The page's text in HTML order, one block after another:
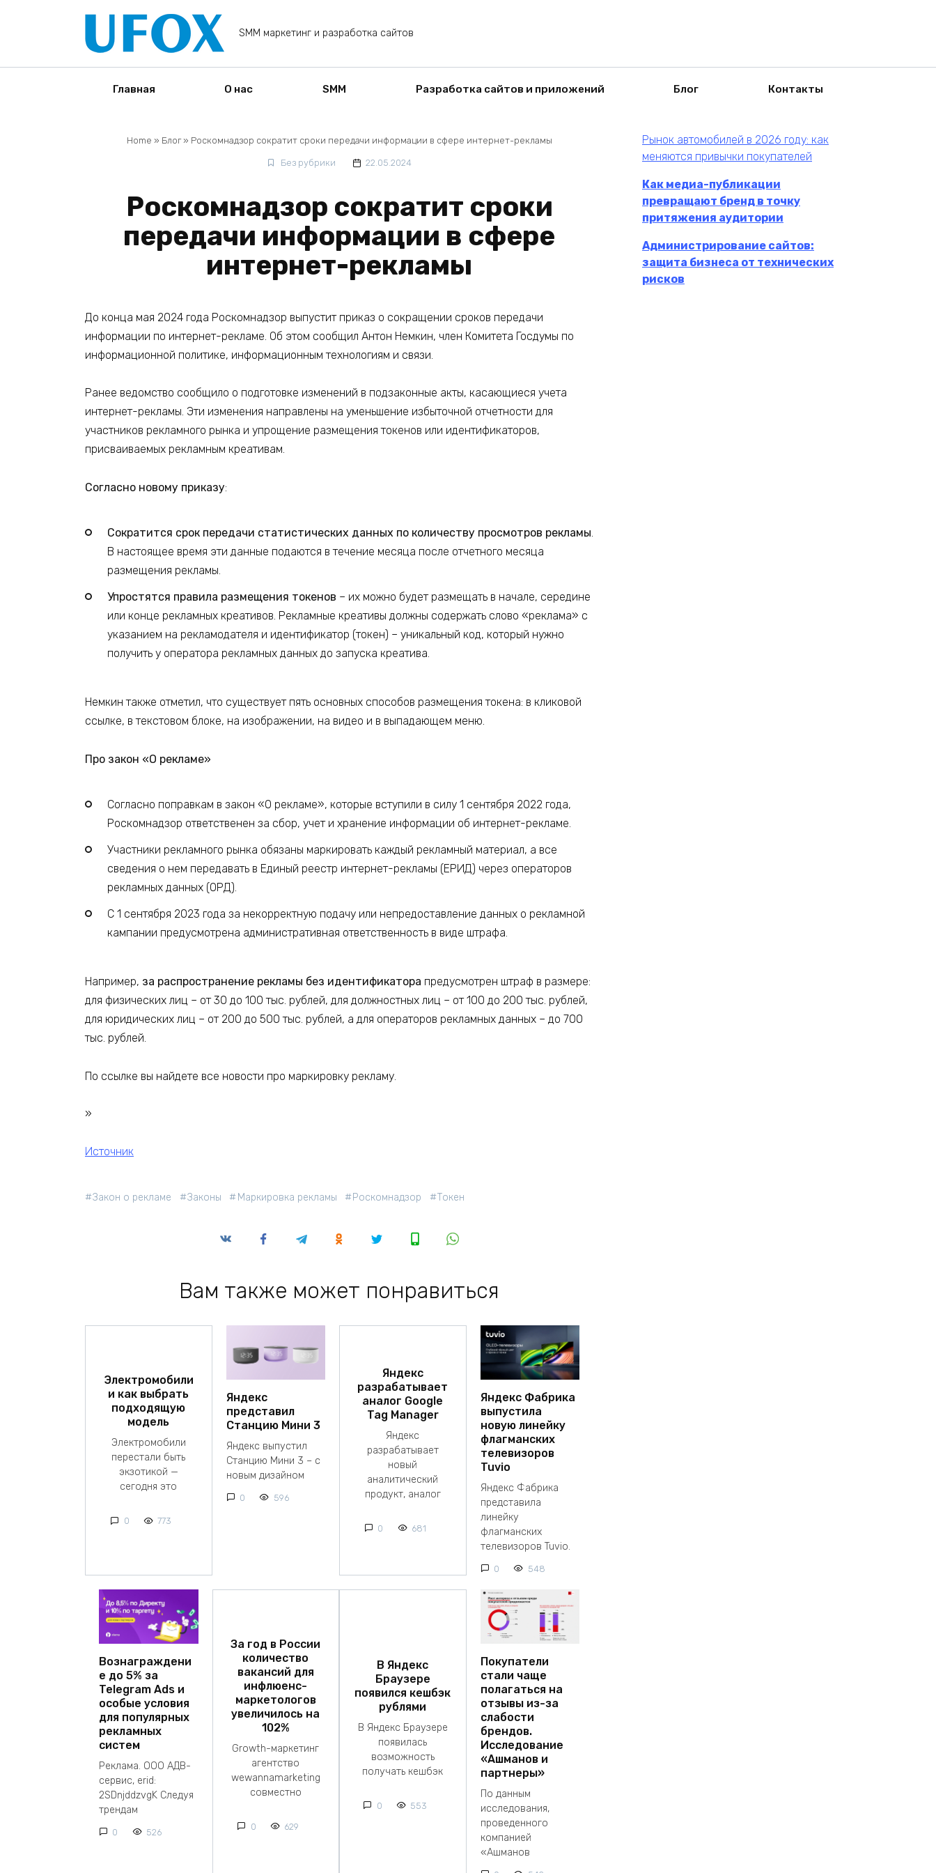
SMM маркетинг и разработка сайтов
Главная О нас SMM Разработка сайтов и приложений Блог Контакты
Home » Блог» Роскомнадзор сократит сроки передачи информации в сфере интернет-рекламы
Без рубрики 22.05.2024
Роскомнадзор сократит сроки
передачи информации в сфере
интернет-рекламы
До конца мая 2024 года Роскомнадзор выпустит приказ о сокращении сроков передачи
информации по интернет-рекламе. Об этом сообщил Антон Немкин, член Комитета Госдумы по
информационной политике, информационным технологиям и связи.
Ранее ведомство сообщило о подготовке изменений в подзаконные акты, касающиеся учета
интернет-рекламы. Эти изменения направлены на уменьшение избыточной отчетности для
участников рекламного рынка и упрощение размещения токенов или идентификаторов,
присваиваемых рекламным креативам.
Согласно новому приказу:
Сократится срок передачи статистических данных по количеству просмотров рекламы.
В настоящее время эти данные подаются в течение месяца после отчетного месяца
размещения рекламы.
Упростятся правила размещения токенов – их можно будет размещать в начале, середине
или конце рекламных креативов. Рекламные креативы должны содержать слово «реклама» с
указанием на рекламодателя и идентификатор (токен) – уникальный код, который нужно
получить у оператора рекламных данных до запуска креатива.
Немкин также отметил, что существует пять основных способов размещения токена: в кликовой
ссылке, в текстовом блоке, на изображении, на видео и в выпадающем меню.
Про закон «О рекламе»
Согласно поправкам в закон «О рекламе», которые вступили в силу 1 сентября 2022 года,
Роскомнадзор ответственен за сбор, учет и хранение информации об интернет-рекламе.
Участники рекламного рынка обязаны маркировать каждый рекламный материал, а все
сведения о нем передавать в Единый реестр интернет-рекламы (ЕРИД) через операторов
рекламных данных (ОРД).
С 1 сентября 2023 года за некорректную подачу или непредоставление данных о рекламной
кампании предусмотрена административная ответственность в виде штрафа.
Например, за распространение рекламы без идентификатора предусмотрен штраф в размере:
для физических лиц – от 30 до 100 тыс. рублей, для должностных лиц – от 100 до 200 тыс. рублей,
для юридических лиц – от 200 до 500 тыс. рублей, а для операторов рекламных данных – до 700
тыс. рублей.
По ссылке вы найдете все новости про маркировку рекламу.
»
Источник
Закон о рекламе Законы Маркировка рекламы Роскомнадзор Токен
Вам также может понравиться
Электромобили
и как выбрать
подходящую
модель
Электромобили
перестали быть
экзотикой —
сегодня это
0 773
Яндекс
представил
Станцию Мини 3
Яндекс выпустил
Станцию Мини 3 – с
новым дизайном
0 596
Яндекс
разрабатывает
аналог Google
Tag Manager
Яндекс
разрабатывает
новый
аналитический
продукт, аналог
0 681
Яндекс Фабрика
выпустила
новую линейку
флагманских
телевизоров
Tuvio
Яндекс Фабрика
представила
линейку
флагманских
телевизоров Tuvio.
0 548
Вознаграждени
е до 5% за
Telegram Ads и
особые условия
для популярных
рекламных
систем
Реклама. ООО АДВ-
сервис, erid:
2SDnjddzvgK Следуя
трендам
0 526
За год в России
количество
вакансий для
инфлюенс-
маркетологов
увеличилось на
102%
Growth-маркетинг
агентство
wewannamarketing
совместно
0 629
В Яндекс
Браузере
появился кешбэк
рублями
В Яндекс Браузере
появилась
возможность
получать кешбэк
0 553
Покупатели
стали чаще
полагаться на
отзывы из-за
слабости
брендов.
Исследование
«Ашманов и
партнеры»
По данным
исследования,
проведенного
компанией
«Ашманов
Рынок автомобилей в 2026 году: как
меняются привычки покупателей
Как медиа-публикации
превращают бренд в точку
притяжения аудитории
Администрирование сайтов:
защита бизнеса от технических
рисков